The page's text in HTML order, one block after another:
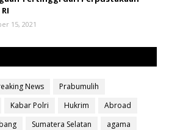
15, 2021
News
Prabumulih
Kabar Polri Hukrim
Abroad
Sumatera Selatan
agama